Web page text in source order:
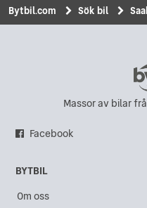
Saab i Kungsbacka
Saab i Karlskrona
Saab i Gävle
Saab i Västra Frölunda
Bytbil.com Sök bil
Massor av bilar
Facebook
BYTBIL
Om oss